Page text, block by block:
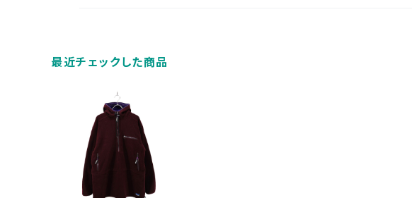
最近チェックした商品